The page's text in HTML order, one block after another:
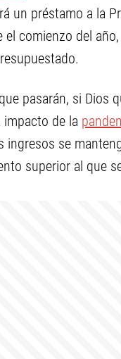
un préstamo a la
comienzo del
pasarán, si Dios
impacto de la
se
superior al que